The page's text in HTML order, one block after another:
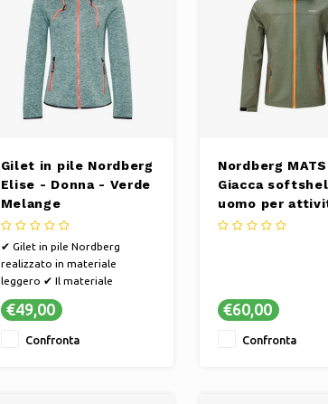
Gilet in pile Nordberg
Elise - Donna - Verde
Melange
✔ Gilet in pile Nordberg
realizzato in materiale
leggero ✔ Il materiale
elasticizzato garantisce una
vestibilità comoda e libertà di
€49,00
Confronta
Nordberg
Giacca
uomo per
all'aperto,
€60,00
Confronta